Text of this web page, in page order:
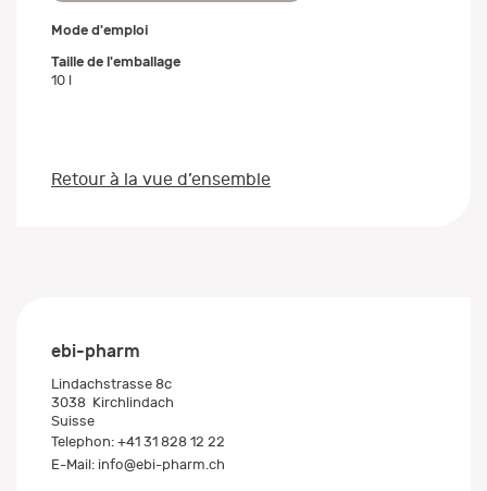
Mode d'emploi
Taille de l'emballage
10 l
Retour à la vue d’ensemble
ebi-pharm
Lindachstrasse 8c
3038 Kirchlindach
Suisse
Telephon: +41 31 828 12 22
E-Mail: info@ebi-pharm.ch